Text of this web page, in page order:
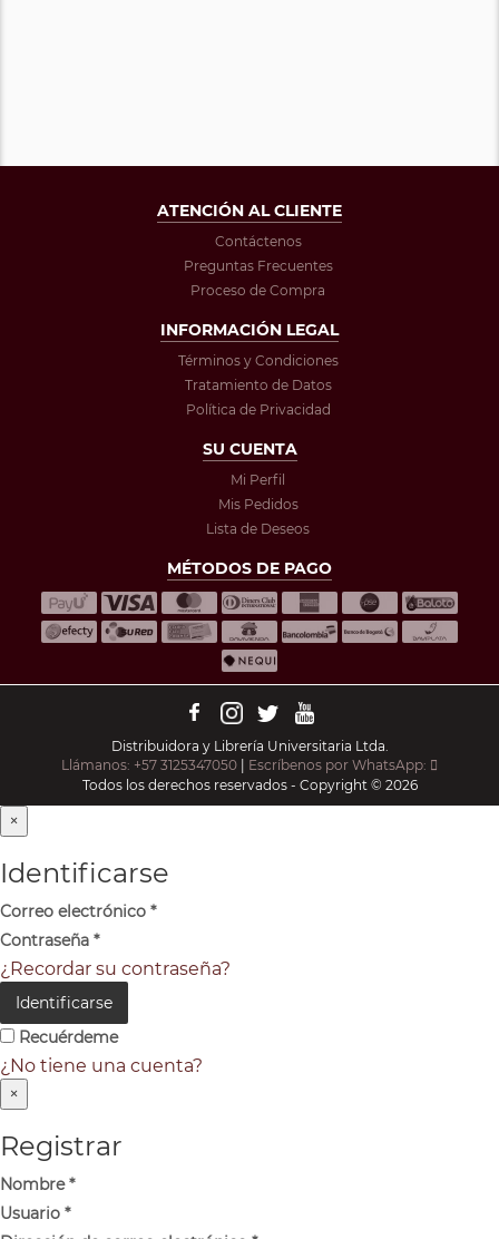
ATENCIÓN AL CLIENTE
Contáctenos
Preguntas Frecuentes
Proceso de Compra
INFORMACIÓN LEGAL
Términos y Condiciones
Tratamiento de Datos
Política de Privacidad
SU CUENTA
Mi Perfil
Mis Pedidos
Lista de Deseos
MÉTODOS DE PAGO
Distribuidora y Librería Universitaria Ltda.
Llámanos: +57 3125347050 | Escríbenos por WhatsApp:
Todos los derechos reservados - Copyright © 2026
×
Identificarse
Correo electrónico *
Contraseña *
¿Recordar su contraseña?
Identificarse
Recuérdeme
¿No tiene una cuenta?
×
Registrar
Nombre*
Usuario *